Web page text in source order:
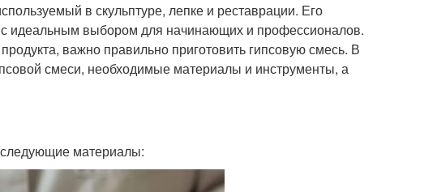
в скульптуре, лепке и реставрации. Его
идеальным выбором для начинающих и профессионалов.
важно правильно приготовить гипсовую смесь. В
смеси, необходимые материалы и инструменты, а
материалы: